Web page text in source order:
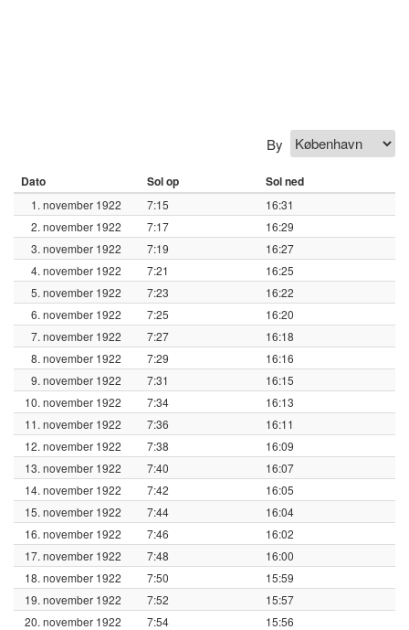
By
Dato Sol op Sol ned
1. november 1922 7:15
16:31
2. november 1922
7:17
16:29
3. november 1922
7:19
16:27
4. november 1922
7:21
16:25
5. november 1922
7:23
16:22
6. november 1922
7:25
16:20
7. november 1922
7:27
16:18
8. november 1922
7:29
16:16
9. november 1922
7:31
16:15
10. november 1922
7:34
16:13
11. november 1922
7:36
16:11
12. november 1922
7:38
16:09
13. november 1922
7:40
16:07
14. november 1922
7:42
16:05
15. november 1922
7:44
16:04
16. november 1922
7:46
16:02
17. november 1922
7:48
16:00
18. november 1922
7:50
15:59
19. november 1922
7:52
15:57
20. november 1922
7:54
15:56